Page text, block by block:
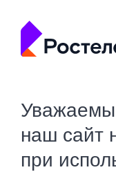
наш сайт
при